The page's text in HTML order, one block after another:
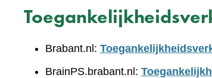
Brabant.nl:
BrainPS.brabant.nl: